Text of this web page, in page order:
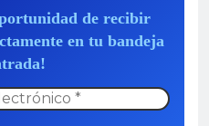
de recibir
en tu bandeja